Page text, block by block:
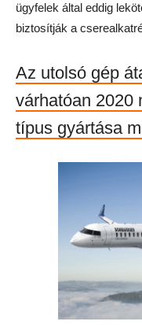
ügyfelek által eddig
biztosítják a
Az utolsó gép
várhatóan 2020
típus gyártása